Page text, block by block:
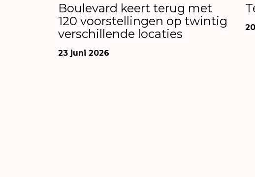
Boulevard keert terug met
120 voorstellingen op twintig
verschillende locaties
23 juni 2026